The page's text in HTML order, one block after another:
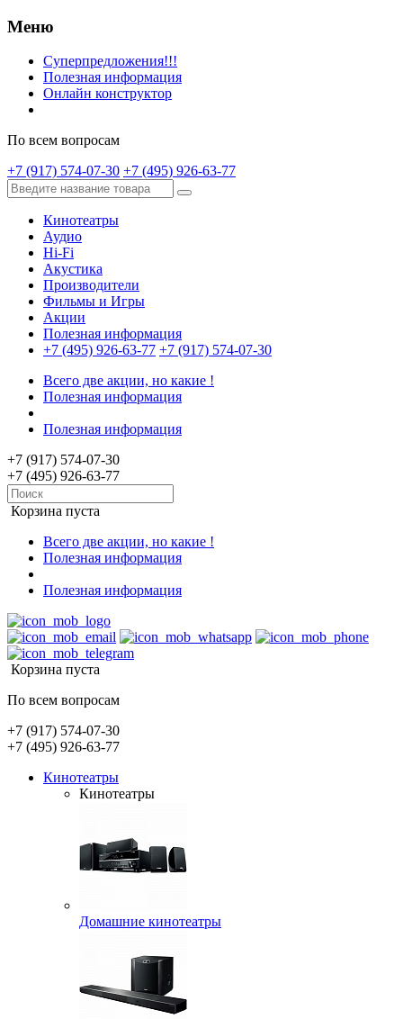
Меню
Суперпредложения!!!
Полезная информация
Онлайн конструктор
По всем вопросам
+7 (917) 574-07-30 +7 (495) 926-63-77
Кинотеатры
Аудио
Hi-Fi
Акустика
Производители
Фильмы и Игры
Акции
Полезная информация
+7 (495) 926-63-77 +7 (917) 574-07-30
Всего две акции, но какие !
Полезная информация
Полезная информация
+7 (917) 574-07-30
+7 (495) 926-63-77
Корзина пуста
Всего две акции, но какие !
Полезная информация
Полезная информация
Корзина пуста
По всем вопросам
+7 (917) 574-07-30
+7 (495) 926-63-77
Кинотеатры
Кинотеатры
Домашние кинотеатры